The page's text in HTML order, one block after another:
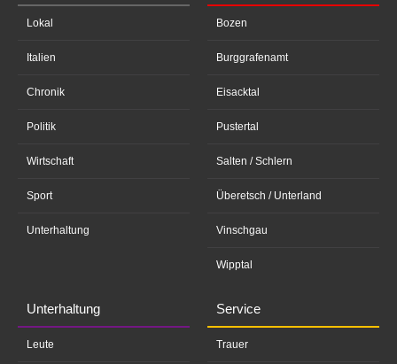
Lokal
Italien
Chronik
Politik
Wirtschaft
Sport
Unterhaltung
Bozen
Burggrafenamt
Eisacktal
Pustertal
Salten / Schlern
Überetsch / Unterland
Vinschgau
Wipptal
Unterhaltung
Leute
Service
Trauer